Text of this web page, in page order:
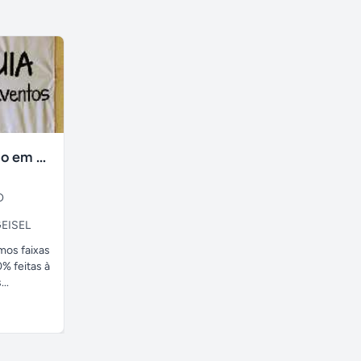
faixas no tecido em ate 24H
faixas
feitas à